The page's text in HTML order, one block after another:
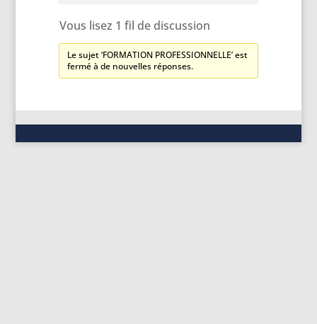
Vous lisez 1 fil de discussion
Le sujet ‘FORMATION PROFESSIONNELLE’ est
fermé à de nouvelles réponses.